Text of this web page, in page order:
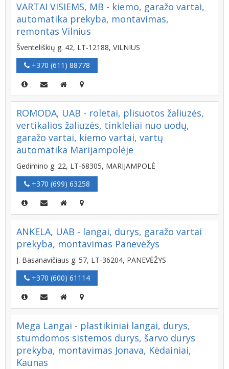
VARTAI VISIEMS, MB - kiemo, garažo vartai,
automatika prekyba, montavimas,
remontas Vilnius
Šventeliškių g. 42, LT-12188, VILNIUS
+370 (611) 88778
ROMODA, UAB - roletai, plisuotos žaliuzės,
vertikalios žaliuzės, tinkleliai nuo uodų,
garažo vartai, kiemo vartai, vartų
automatika Marijampolėje
Gedimino g. 22, LT-68305, MARIJAMPOLĖ
+370 (699) 63258
ANKELA, UAB - langai, durys, garažo vartai
prekyba, montavimas Panevėžys
J. Basanavičiaus g. 57, LT-36204, PANEVĖŽYS
+370 (600) 61114
Mega Langai - plastikiniai langai, durys,
stumdomos sistemos durys, šarvo durys
prekyba, montavimas Jonava, Kėdainiai,
Kaunas